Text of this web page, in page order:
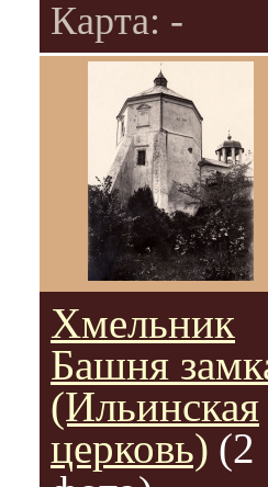
Карта: -
Хмельник
Башня
(Ильинская
церковь) (2